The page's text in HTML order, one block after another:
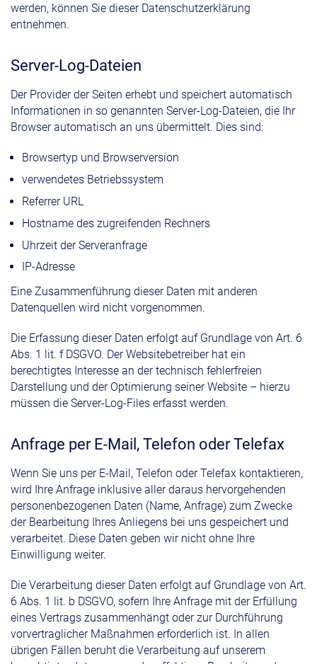
werden, können Sie dieser Datenschutzerklärung
entnehmen.
Server-Log-Dateien
Der Provider der Seiten erhebt und speichert automatisch
Informationen in so genannten Server-Log-Dateien, die Ihr
Browser automatisch an uns übermittelt. Dies sind:
Browsertyp und Browserversion
verwendetes Betriebssystem
Referrer URL
Hostname des zugreifenden Rechners
Uhrzeit der Serveranfrage
IP-Adresse
Eine Zusammenführung dieser Daten mit anderen
Datenquellen wird nicht vorgenommen.
Die Erfassung dieser Daten erfolgt auf Grundlage von Art. 6
Abs. 1 lit. f DSGVO. Der Websitebetreiber hat ein
berechtigtes Interesse an der technisch fehlerfreien
Darstellung und der Optimierung seiner Website – hierzu
müssen die Server-Log-Files erfasst werden.
Anfrage per E-Mail, Telefon oder Telefax
Wenn Sie uns per E-Mail, Telefon oder Telefax kontaktieren,
wird Ihre Anfrage inklusive aller daraus hervorgehenden
personenbezogenen Daten (Name, Anfrage) zum Zwecke
der Bearbeitung Ihres Anliegens bei uns gespeichert und
verarbeitet. Diese Daten geben wir nicht ohne Ihre
Einwilligung weiter.
Die Verarbeitung dieser Daten erfolgt auf Grundlage von Art.
6 Abs. 1 lit. b DSGVO, sofern Ihre Anfrage mit der Erfüllung
eines Vertrags zusammenhängt oder zur Durchführung
vorvertraglicher Maßnahmen erforderlich ist. In allen
übrigen Fällen beruht die Verarbeitung auf unserem